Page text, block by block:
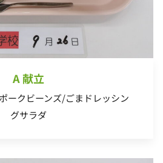
A 献立
ークビーンズ/ごまドレッシン
グサラダ